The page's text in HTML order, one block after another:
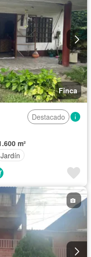
Finca
Destacado
m²
Jardín